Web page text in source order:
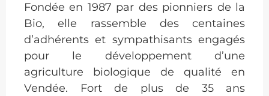
Fondée en 1987 par des pionniers de la
Bio, elle rassemble des centaines
d’adhérents et sympathisants engagés
pour le développement d’une
agriculture biologique de qualité en
Vendée. Fort de plus de 35 ans